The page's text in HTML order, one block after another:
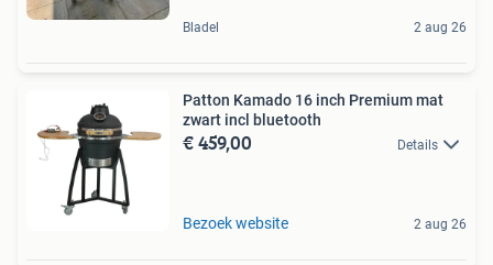
Bladel 2 aug 26
Patton Kamado 16 inch Premium mat
zwart incl bluetooth
€ 459,00 Details
Bezoek website 2 aug 26